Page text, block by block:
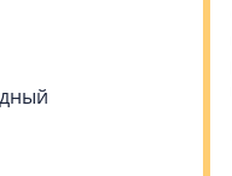
появился еще
совмещенного